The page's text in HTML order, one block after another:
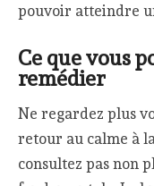
pouvoir atteindre
Ce que vous
remédier
Ne regardez plus
retour au calme à
consultez pas non